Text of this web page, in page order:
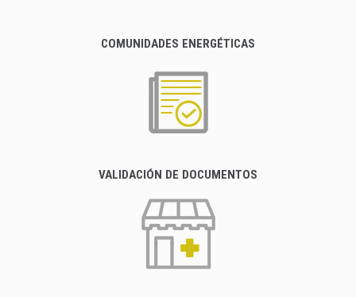
COMUNIDADES ENERGÉTICAS
VALIDACIÓN DE DOCUMENTOS